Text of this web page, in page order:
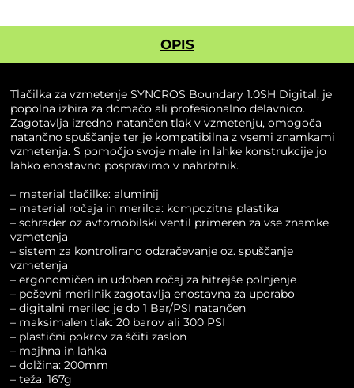
OPIS
Tlačilka za vzmetenje SYNCROS Boundary 1.0SH Digital, je
popolna izbira za domačo ali profesionalno delavnico.
Zagotavlja izredno natančen tlak v vzmetenju, omogoča
natančno spuščanje ter je kompatibilna z vsemi znamkami
vzmetenja. S pomočjo svoje male in lahke konstrukcije jo
lahko enostavno pospravimo v nahrbtnik.
– material tlačilke: aluminij
– material ročaja in merilca: kompozitna plastika
– schrader oz avtomobilski ventil primeren za vse znamke
vzmetenja
– sistem za kontrolirano odzračevanje oz. spuščanje
vzmetenja
– ergonomičen in udoben ročaj za hitrejše polnjenje
– poševni merilnik zagotavlja enostavna za uporabo
– digitalni merilec je do 1 Bar/PSI natančen
– maksimalen tlak: 20 barov ali 300 PSI
– plastični pokrov za ščiti zaslon
– majhna in lahka
– dolžina: 200mm
– teža: 167g